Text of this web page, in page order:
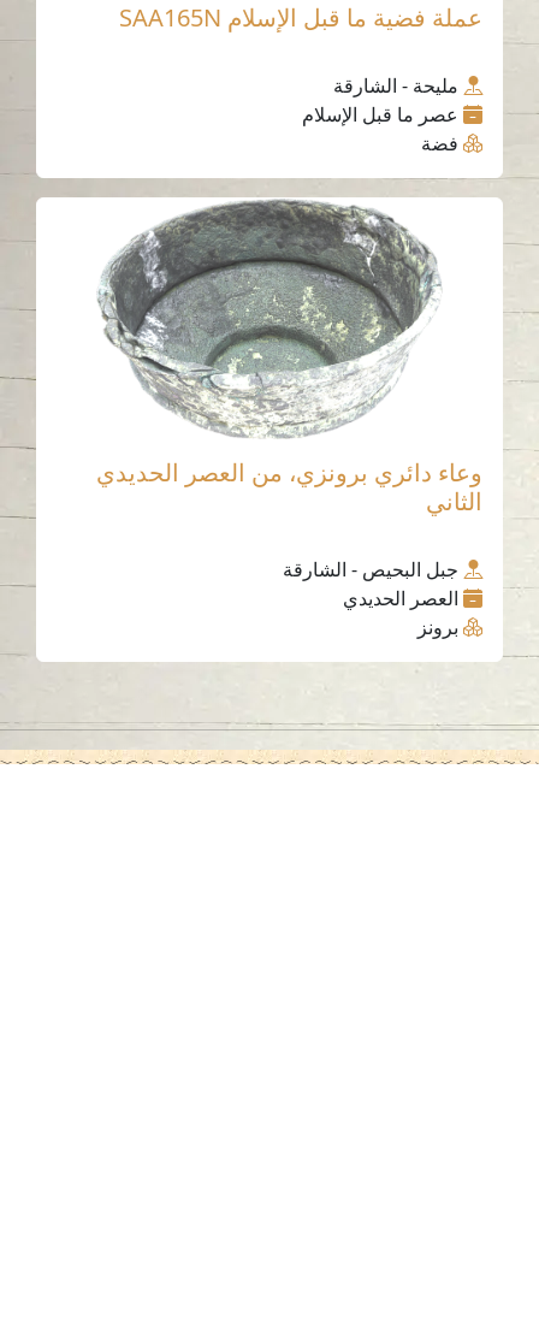
عملة فضية ما قبل الإسلام SAA165N
مليحة - الشارقة
عصر ما قبل الإسلام
فضة
وعاء دائري برونزي، من العصر الحديدي
الثاني
جبل البحيص - الشارقة
العصر الحديدي
برونز